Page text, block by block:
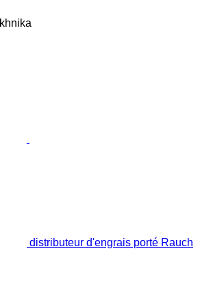
distributeur d'engrais porté Rauch